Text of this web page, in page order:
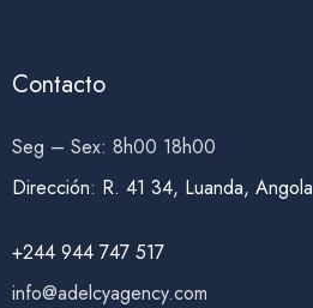
Contacto
Seg – Sex: 8h00 18h00
Dirección: R. 41 34, Luanda, Angola
+244 944 747 517
info@adelcyagency.com